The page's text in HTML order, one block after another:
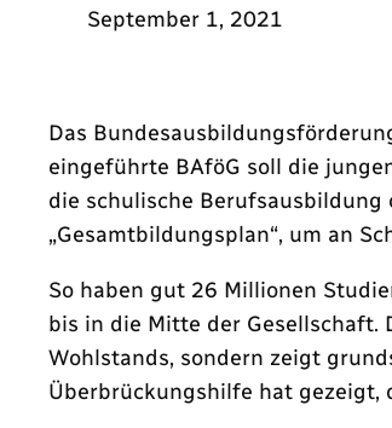
September 1, 2021
Das
eingeführte BAföG soll die
die schulische Berufsausbildung
„Gesamtbildungsplan“, um an
So haben gut 26 Millionen
bis in die Mitte der Gesellschaft.
Wohlstands, sondern zeigt
Überbrückungshilfe hat gezeigt,